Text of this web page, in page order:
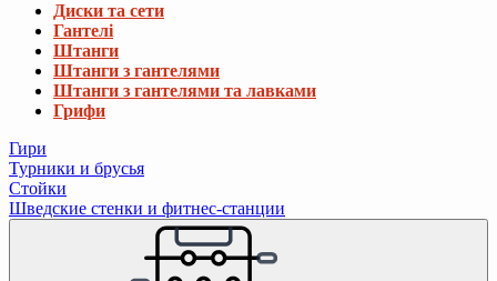
Диски та сети
Гантелі
Штанги
Штанги з гантелями
Штанги з гантелями та лавками
Грифи
Гири
Турники и брусья
Стойки
Шведские стенки и фитнес-станции